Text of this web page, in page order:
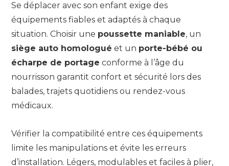
Se déplacer avec son enfant exige des
équipements fiables et adaptés à chaque
situation. Choisir une poussette maniable, un
siège auto homologué et un porte-bébé ou
écharpe de portage conforme à l’âge du
nourrisson garantit confort et sécurité lors des
balades, trajets quotidiens ou rendez-vous
médicaux.
Vérifier la compatibilité entre ces équipements
limite les manipulations et évite les erreurs
d’installation. Légers, modulables et faciles à plier,